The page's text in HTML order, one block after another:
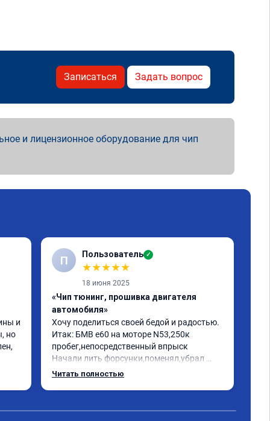
Записаться Задать вопрос
и лицензионное оборудование для чип
и
но
П Пользователь ✓
★★★★★
18 июня 2025
«Чип тюнинг, прошивка двигателя
автомобиля»
Хочу поделиться своей бедой и радостью.
Итак: БМВ е60 на моторе N53,250к
пробег,непосредственный впрыск
Начали лить форсунки,поменял,убрал
катализаторы,обратился к одному
Читать полностью